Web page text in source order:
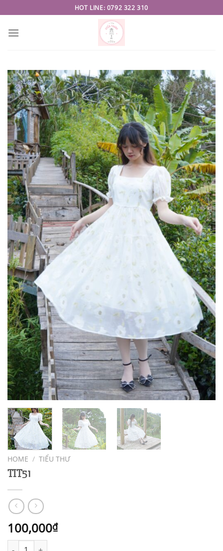
to
content
HOT LINE: 0792 322 310
HOME / TIỂU THƯ
TIT51
100,000₫
TIT51 quantity